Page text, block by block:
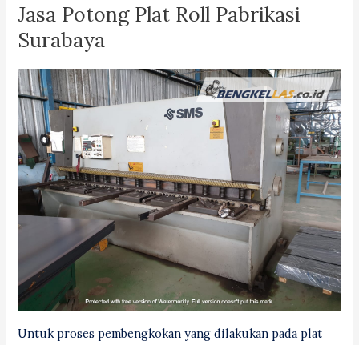
Jasa Potong Plat Roll Pabrikasi
Surabaya
Untuk proses pembengkokan yang dilakukan pada plat